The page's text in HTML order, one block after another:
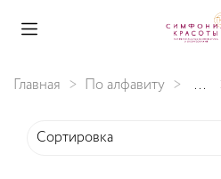
Главная По алфавиту ...